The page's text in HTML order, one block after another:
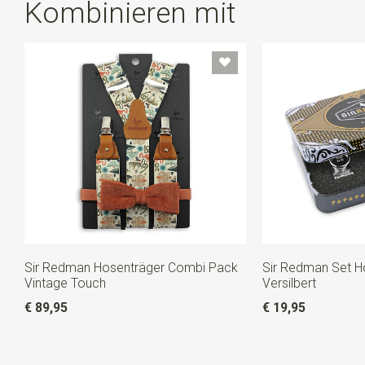
die Schlaufen nicht? Dann bewahren Sie sie in dem
Kombinieren mit
Sir Redman Hosenträger Combi Pack
Vintage Touch
€ 89,95
Sir Redman Set
Versilbert
€ 19,95